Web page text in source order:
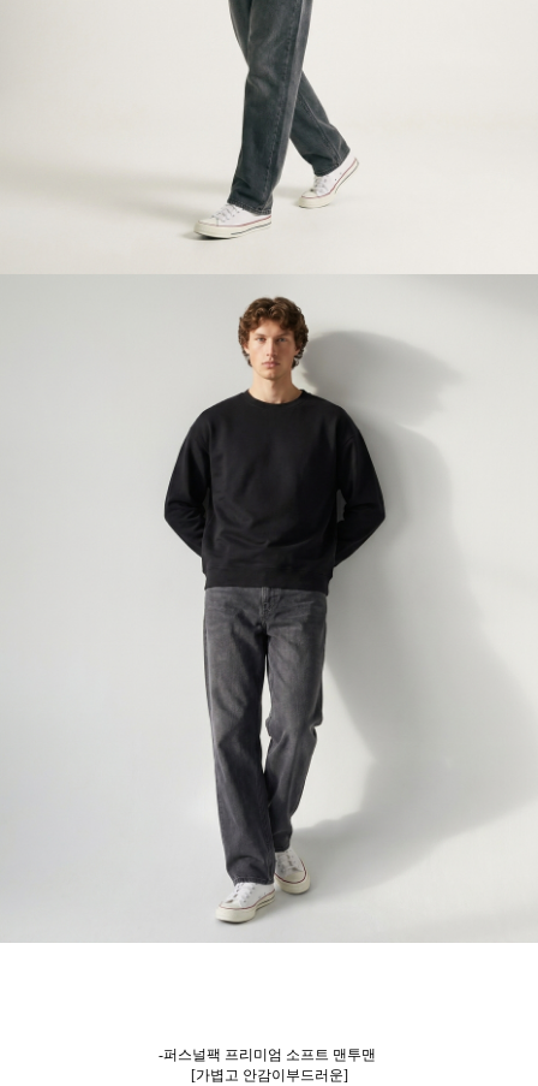
-퍼스널팩 프리미엄 소프트 맨투맨
[가볍고 안감이부드러운]